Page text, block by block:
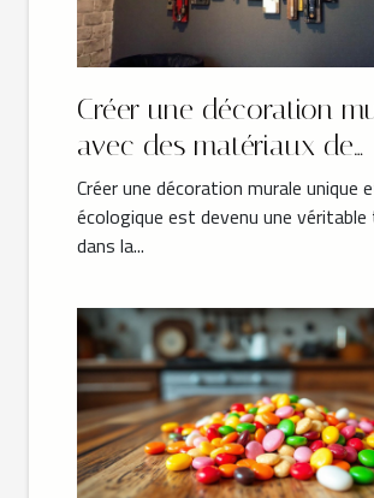
Créer une décoration
avec des matériaux de
récupération
Créer une décoration murale unique
écologique est devenu une véritable
dans la...